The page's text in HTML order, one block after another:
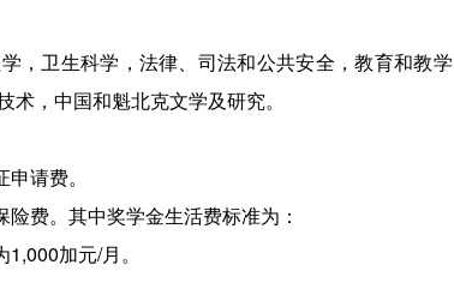
，卫生科学，法律、司法和公共安全，教育和教学
，中国和魁北克文学及研究。
请费。
费。其中奖学金生活费标准为：
加元/月。